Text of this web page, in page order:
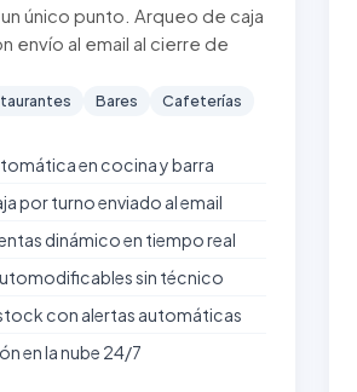
único punto. Arqueo de caja
envío al email al cierre de
Bares
Cafeterías
en cocina y barra
por turno enviado al email
dinámico en tiempo real
sin técnico
con alertas automáticas
en la nube 24/7